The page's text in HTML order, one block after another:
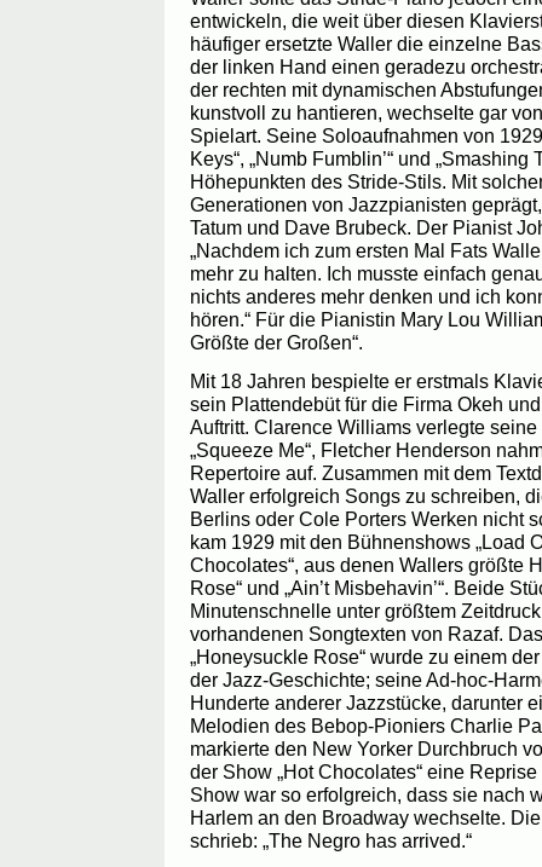
entwickeln, die weit über diesen
häufiger ersetzte Waller die einzelne
der linken Hand einen geradezu
der rechten mit dynamischen
kunstvoll zu hantieren, wechselte gar
Spielart. Seine Soloaufnahmen von
Keys“, „Numb Fumblin’“ und
Höhepunkten des Stride-Stils. Mit
Generationen von Jazzpianisten
Tatum und Dave Brubeck. Der Pianist
„Nachdem ich zum ersten Mal Fats
mehr zu halten. Ich musste einfach
nichts anderes mehr denken und ich
hören.“ Für die Pianistin Mary Lou
Größte der Großen“.
Mit 18 Jahren bespielte er erstmals
sein Plattendebüt für die Firma Okeh
Auftritt. Clarence Williams verlegte
„Squeeze Me“, Fletcher Henderson
Repertoire auf. Zusammen mit dem
Waller erfolgreich Songs zu schreiben,
Berlins oder Cole Porters Werken nicht
kam 1929 mit den Bühnenshows „Load
Chocolates“, aus denen Wallers größte
Rose“ und „Ain’t Misbehavin’“. Beide
Minutenschnelle unter größtem
vorhandenen Songtexten von Razaf.
„Honeysuckle Rose“ wurde zu einem
der Jazz-Geschichte; seine Ad-hoc-
Hunderte anderer Jazzstücke, darunter
Melodien des Bebop-Pioniers Charlie
markierte den New Yorker Durchbruch
der Show „Hot Chocolates“ eine
Show war so erfolgreich, dass sie nach
Harlem an den Broadway wechselte.
schrieb: „The Negro has arrived.“